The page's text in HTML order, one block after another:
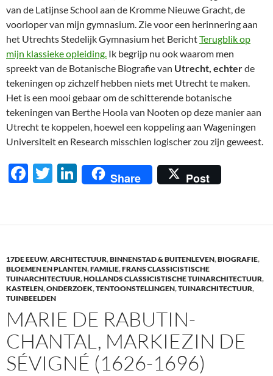
van de Latijnse School aan de Kromme Nieuwe Gracht, de
voorloper van mijn gymnasium. Zie voor een herinnering aan
het Utrechts Stedelijk Gymnasium het BerichtTerugblik op
mijn klassieke opleiding. Ik begrijp nu ook waarom men
spreekt van de Botanische Biografie van Utrecht, echterde
tekeningen op zichzelf hebben niets met Utrecht te maken.
Het is een mooi gebaar om de schitterende botanische
tekeningen van Berthe Hoola van Nooten op deze manier aan
Utrecht te koppelen, hoewel een koppeling aan Wageningen
Universiteit en Research misschien logischer zou zijn geweest.
F
b
o
o
k
T
er
Li
n
e
dI
n
Share Post
17DE EEUW,ARCHITECTUUR,BINNENSTAD & BUITENLEVEN,BIOGRAFIE,
BLOEMEN EN PLANTEN,FAMILIE,FRANS CLASSICISTISCHE
TUINARCHITECTUUR,HOLLANDS CLASSICISTISCHE TUINARCHITECTUUR,
KASTELEN,ONDERZOEK,TENTOONSTELLINGEN,TUINARCHITECTUUR,
TUINBEELDEN
MARIE DE RABUTIN-
CHANTAL, MARKIEZIN DE
SÉVIGNÉ (1626-1696)